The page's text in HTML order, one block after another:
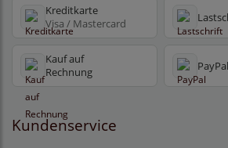
Kreditkarte
Visa / Mastercard
Kauf auf
Rechnung
PayPal
Kundenservice